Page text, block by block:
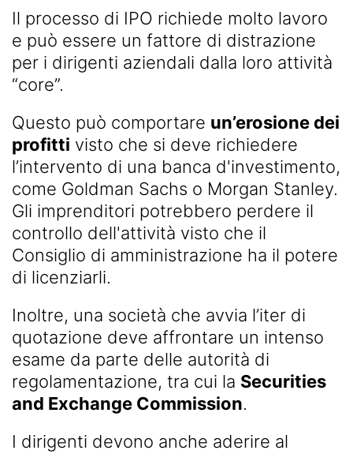
Il processo di IPO richiede molto lavoro
e può essere un fattore di distrazione
per i dirigenti aziendali dalla loro attività
“core”.
Questo può comportare un’erosione dei
profitti visto che si deve richiedere
l’intervento di una banca d'investimento,
come Goldman Sachs o Morgan Stanley.
Gli imprenditori potrebbero perdere il
controllo dell'attività visto che il
Consiglio di amministrazione ha il potere
di licenziarli.
Inoltre, una società che avvia l’iter di
quotazione deve affrontare un intenso
esame da parte delle autorità di
regolamentazione, tra cui la Securities
and Exchange Commission.
I dirigenti devono anche aderire al